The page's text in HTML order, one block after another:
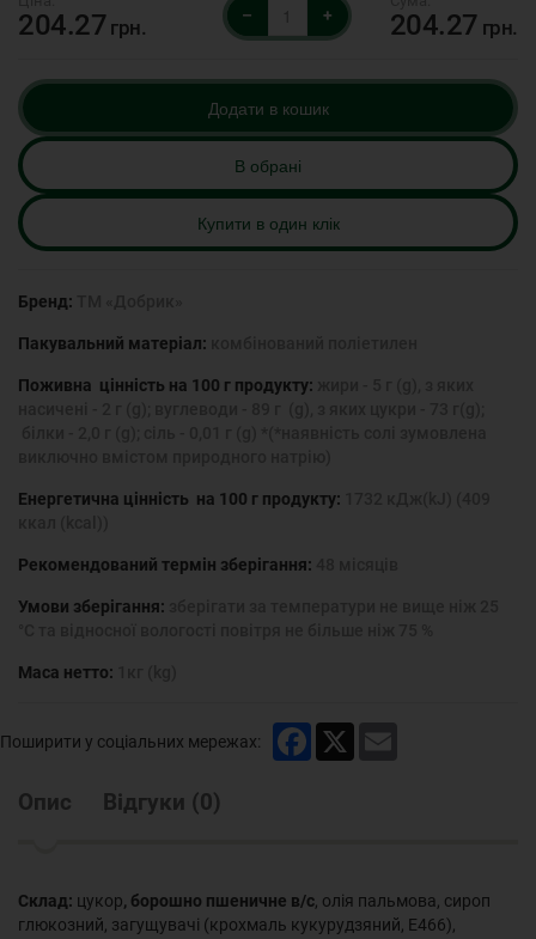
204.27 грн.
– + 204.27 грн.
Додати в кошик
В обрані
Купити в один клік
Бренд:
Пакувальний матеріал:
Поживна цінність на 100 г продукту:
Енергетична цінність на 100 г продукту:
Рекомендований термін зберігання:
Умови зберігання:
Маса нетто:
Поширити у соціальних мережах: Facebook
Опис Відгуки (0)
Склад: цукор, борошно пшеничне в/с , олія пальмова, сироп
глюкозний, загущувачі (крохмаль кукурудзяний, Е466),